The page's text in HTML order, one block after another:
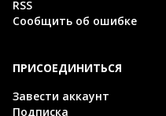
RSS
Сообщить об ошибке
ПРИСОЕДИНИТЬСЯ
Завести аккаунт
Подписка